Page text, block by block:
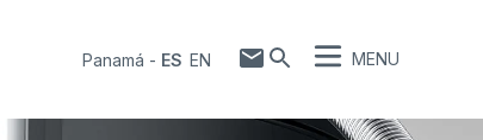
Panamá - ES EN MENU